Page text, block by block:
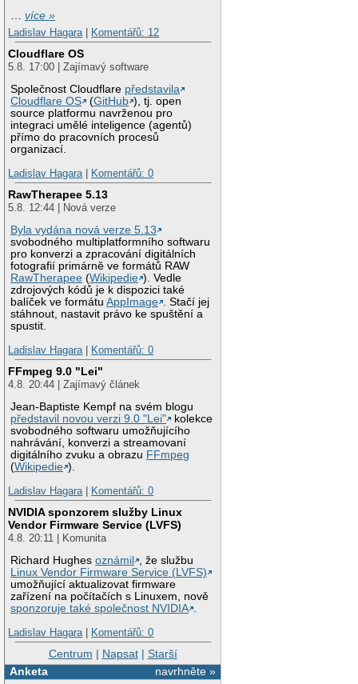
…více »
Ladislav Hagara| Komentářů: 12
Cloudflare OS
5.8. 17:00 | Zajímavý software
Společnost Cloudflare představila
Cloudflare OS
(GitHub ), tj. open
source platformu navrženou pro
integraci umělé inteligence (agentů)
přímo do pracovních procesů
organizací.
Ladislav Hagara| Komentářů: 0
RawTherapee 5.13
5.8. 12:44 | Nová verze
Byla vydána nová verze 5.13
svobodného multiplatformního softwaru
pro konverzi a zpracování digitálních
fotografií primárně ve formátů RAW
RawTherapee (Wikipedie ). Vedle
zdrojových kódů je k dispozici také
balíček ve formátuAppImage . Stačí jej
stáhnout, nastavit právo ke spuštění a
spustit.
Ladislav Hagara| Komentářů: 0
FFmpeg 9.0 "Lei"
4.8. 20:44 | Zajímavý článek
Jean-Baptiste Kempf na svém blogu
představil novou verzi 9.0 "Lei"
kolekce
svobodného softwaru umožňujícího
nahrávání, konverzi a streamovaní
digitálního zvuku a obrazu FFmpeg
(Wikipedie ).
Ladislav Hagara| Komentářů: 0
NVIDIA sponzorem služby Linux
Vendor Firmware Service (LVFS)
4.8. 20:11 | Komunita
Richard Hughesoznámil
, že službu
Linux Vendor Firmware Service (LVFS)
umožňující aktualizovat firmware
zařízení na počítačích s Linuxem, nově
sponzoruje také společnost NVIDIA .
Ladislav Hagara| Komentářů: 0
Centrum | Napsat| Starší
navrhněte »
Anketa